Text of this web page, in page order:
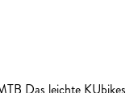
Das leichte KUbikes